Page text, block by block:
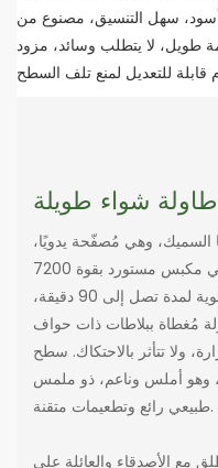
45.99 سم، سطح أسود، سهل التنسيق، مصنوع من
طويل، لا يتطلب وسائد، مزود
طاولة شواء طويلة
السميك، وهي مُصفّحة يدويًا،
بسطح أملس وناعم. تُخبز البلاطات في مكبس مستورد بقوة 7200
طن عند درجة حرارة 1250 درجة مئوية لمدة تصل إلى 90 دقيقة،
مُغطاة ببلاطات ذات حواف
ولا تتأثر بالاحتكاك. سطح
وهو أملس وناعم، ذو ملمس
طبيعي رائع وتطعيمات متقنة.
مع الأصدقاء والعائلة على